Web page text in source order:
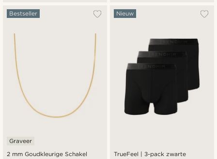
2 mm Goudkleurige Schakel
Bestseller
Graveer
TrueFeel | 3-pack zwarte
Nieuw